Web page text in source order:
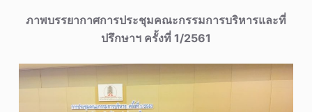
ภาพบรรยากาศการประชุมคณะกรรมการบริหารและที่
ปรึกษาฯ ครั้งที่ 1/2561